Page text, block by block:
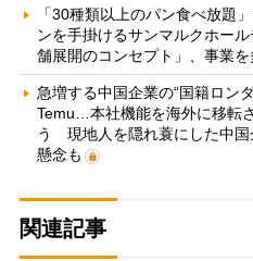
「30種類以上のパン食べ放題
ンを手掛けるサンマルクホー
舗展開のコンセプト」、事業
急増する中国企業の“国籍ロン
Temu…本社機能を海外に移転
う 現地人を隠れ蓑にした中国
懸念も
関連記事